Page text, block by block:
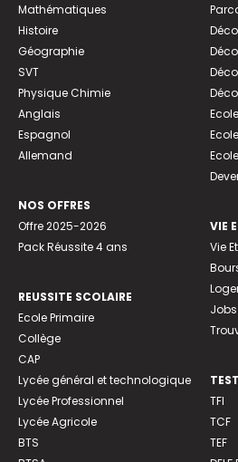
Mathématiques
Histoire
Géographie
SVT
Physique Chimie
Anglais
Espagnol
Allemand
NOS OFFRES
Offre 2025-2026
Pack Réussite 4 ans
REUSSITE SCOLAIRE
Ecole Primaire
Collège
CAP
Lycée général et technologique
Lycée Professionnel
Lycée Agricole
BTS
VIE
Vie
TFI
TCF
TEF